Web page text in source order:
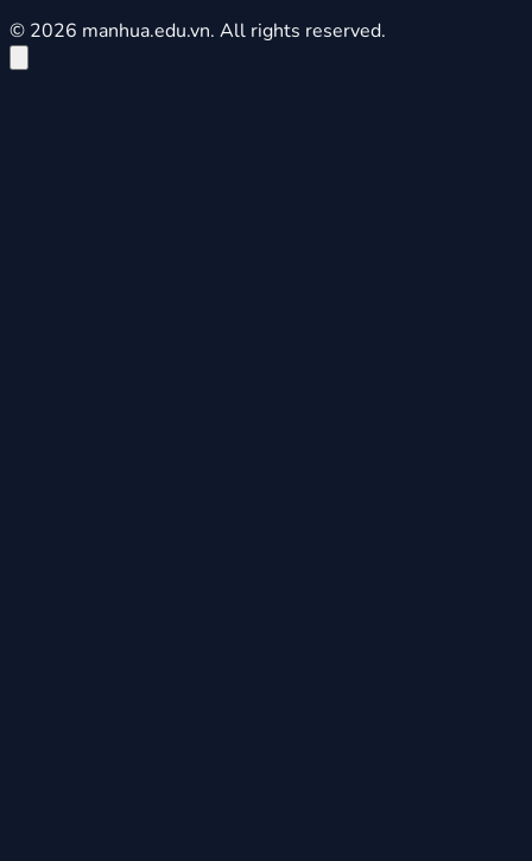
© 2026 manhua.edu.vn. All rights reserved.